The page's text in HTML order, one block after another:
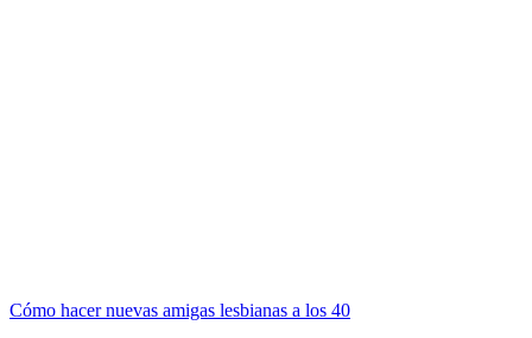
Cómo hacer nuevas amigas lesbianas a los 40